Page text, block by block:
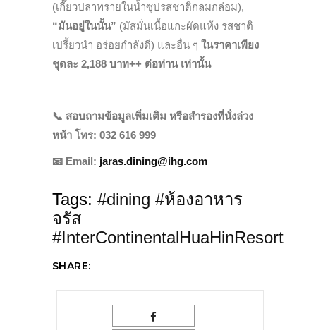
(เกี๊ยวปลาทรายในน้ำซุปรสชาติกลมกล่อม),
“มันอยู่ในนั้น” (มัสมั่นเนื้อแกะผัดแห้ง รสชาติ
เปรี้ยวนำ อร่อยกำลังดี) และอื่น ๆ ในราคาเพียง
ชุดละ 2,188 บาท++ ต่อท่าน เท่านั้น
📞 สอบถามข้อมูลเพิ่มเติม หรือสำรองที่นั่งล่วง
หน้า โทร: 032 616 999
📧 Email: jaras.dining@ihg.com
Tags: #dining #ห้องอาหาร
จรัส
#InterContinentalHuaHinResort
SHARE: